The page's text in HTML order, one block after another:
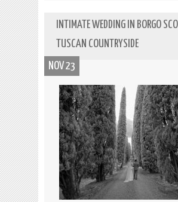
INTIMATE WEDDING IN BORGO
TUSCAN COUNTRYSIDE
NOV 23